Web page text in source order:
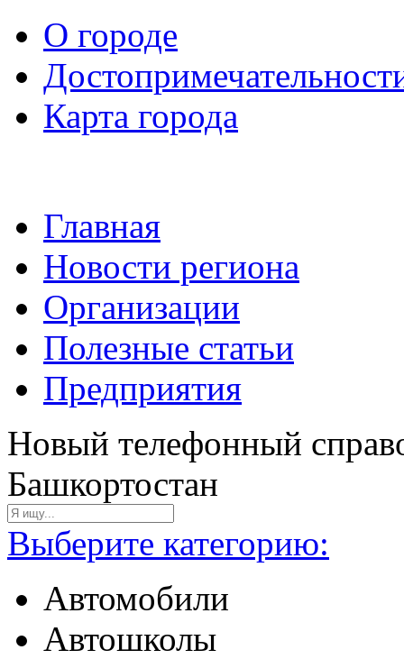
О городе
Карта города
Главная
Новости региона
Организации
Полезные статьи
Предприятия
Новый телефонный
Башкортостан
Выберите категорию:
Автомобили
Автошколы